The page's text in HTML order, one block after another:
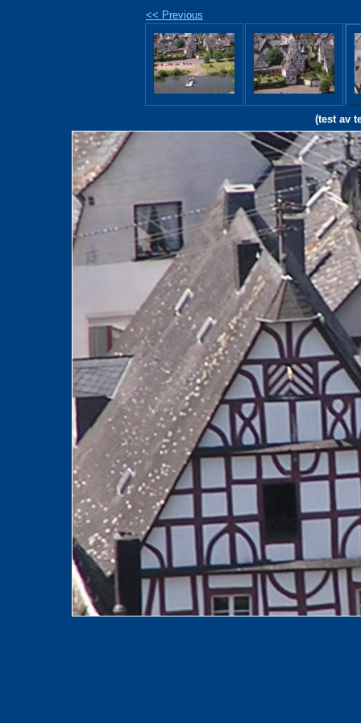
<< Previous
(test av